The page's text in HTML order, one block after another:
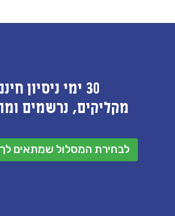
30 ימי ניסיון חינם -
מקליקים, נרשמים
לבחירת המסלול שמתאים לך